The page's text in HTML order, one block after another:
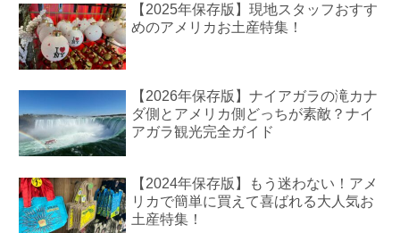
【2025年保存版】現地スタッフおすす
めのアメリカお土産特集！
【2026年保存版】ナイアガラの滝カナ
ダ側とアメリカ側どっちが素敵？ナイ
アガラ観光完全ガイド
【2024年保存版】もう迷わない！アメ
リカで簡単に買えて喜ばれる大人気お
土産特集！